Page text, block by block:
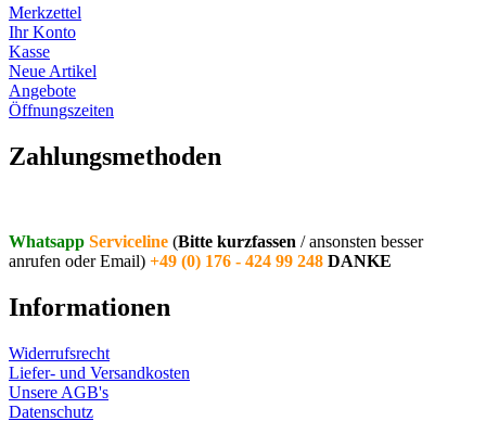
Merkzettel
Ihr Konto
Kasse
Neue Artikel
Angebote
Öffnungszeiten
Zahlungsmethoden
Whatsapp Serviceline (Bitte kurzfassen / ansonsten besser
anrufen oder Email) +49 (0) 176 - 424 99 248 DANKE
Informationen
Widerrufsrecht
Liefer- und Versandkosten
Unsere AGB's
Datenschutz